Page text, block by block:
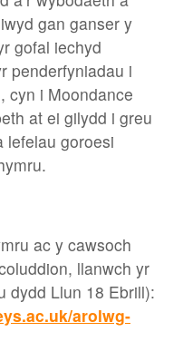
gan ganser y
gofal iechyd
penderfyniadau i
cyn i Moondance
at ei gilydd i greu
lefelau goroesi
ac y cawsoch
llanwch yr
dydd Llun 18 Ebrill):
arolwg-